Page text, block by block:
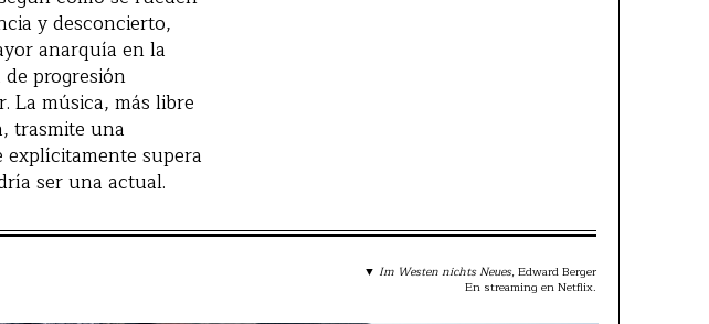
y desconcierto,
anarquía en la
progresión
La música, más libre
trasmite una
supera
ser una actual.
▼ Im Westen nichts Neues, Edward Berger
En streaming en Netflix.